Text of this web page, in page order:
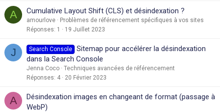
A Cumulative Layout Shift (CLS) et désindexation ?
amourlove
Problèmes de référencement spécifiques à vos sites
Réponses 1 19 Juillet 2023
J Search Console
Sitemap pour accélérer la désindexation
dans la Search Console
Jenna Coco
Techniques avancées de référencement
Réponses 4 20 Février 2023
A
Désindexation images en changeant de format (passage à
WebP)